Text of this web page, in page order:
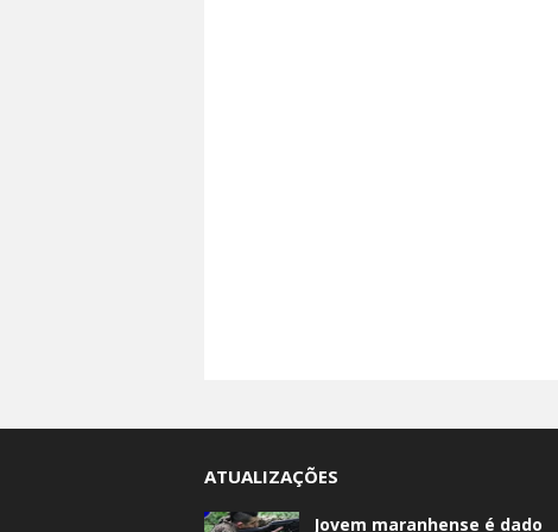
ATUALIZAÇÕES
Jovem maranhense é dado